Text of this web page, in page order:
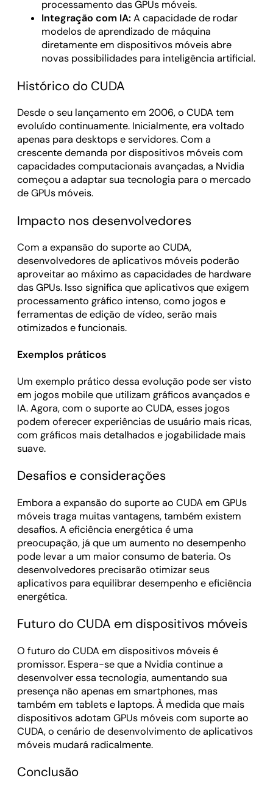
processamento das GPUs móveis.
Integração com IA: A capacidade de rodar
modelos de aprendizado de máquina
diretamente em dispositivos móveis abre
novas possibilidades para inteligência artificial.
Histórico do CUDA
Desde o seu lançamento em 2006, o CUDA tem
evoluído continuamente. Inicialmente, era voltado
apenas para desktops e servidores. Com a
crescente demanda por dispositivos móveis com
capacidades computacionais avançadas, a Nvidia
começou a adaptar sua tecnologia para o mercado
de GPUs móveis.
Impacto nos desenvolvedores
Com a expansão do suporte ao CUDA,
desenvolvedores de aplicativos móveis poderão
aproveitar ao máximo as capacidades de hardware
das GPUs. Isso significa que aplicativos que exigem
processamento gráfico intenso, como jogos e
ferramentas de edição de vídeo, serão mais
otimizados e funcionais.
Exemplos práticos
Um exemplo prático dessa evolução pode ser visto
em jogos mobile que utilizam gráficos avançados e
IA. Agora, com o suporte ao CUDA, esses jogos
podem oferecer experiências de usuário mais ricas,
com gráficos mais detalhados e jogabilidade mais
suave.
Desafios e considerações
Embora a expansão do suporte ao CUDA em GPUs
móveis traga muitas vantagens, também existem
desafios. A eficiência energética é uma
preocupação, já que um aumento no desempenho
pode levar a um maior consumo de bateria. Os
desenvolvedores precisarão otimizar seus
aplicativos para equilibrar desempenho e eficiência
energética.
Futuro do CUDA em dispositivos móveis
O futuro do CUDA em dispositivos móveis é
promissor. Espera-se que a Nvidia continue a
desenvolver essa tecnologia, aumentando sua
presença não apenas em smartphones, mas
também em tablets e laptops. À medida que mais
dispositivos adotam GPUs móveis com suporte ao
CUDA, o cenário de desenvolvimento de aplicativos
móveis mudará radicalmente.
Conclusão